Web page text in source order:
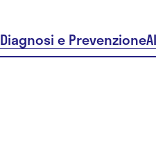
Diagnosi e Prevenzione